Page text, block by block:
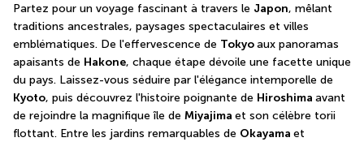
Partez pour un voyage fascinant à travers le Japon, mêlant
traditions ancestrales, paysages spectaculaires et villes
emblématiques. De l'effervescence de Tokyo aux panoramas
apaisants de Hakone, chaque étape dévoile une facette unique
Kyoto, puis découvrez l'histoire poignante de Hiroshima avant
de rejoindre la magnifique île de Miyajima et son célèbre torii
flottant. Entre les jardins remarquables de Okayama et